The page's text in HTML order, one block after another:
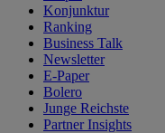
Konjunktur
Ranking
Business Talk
Newsletter
E-Paper
Bolero
Junge Reichste
Partner Insights